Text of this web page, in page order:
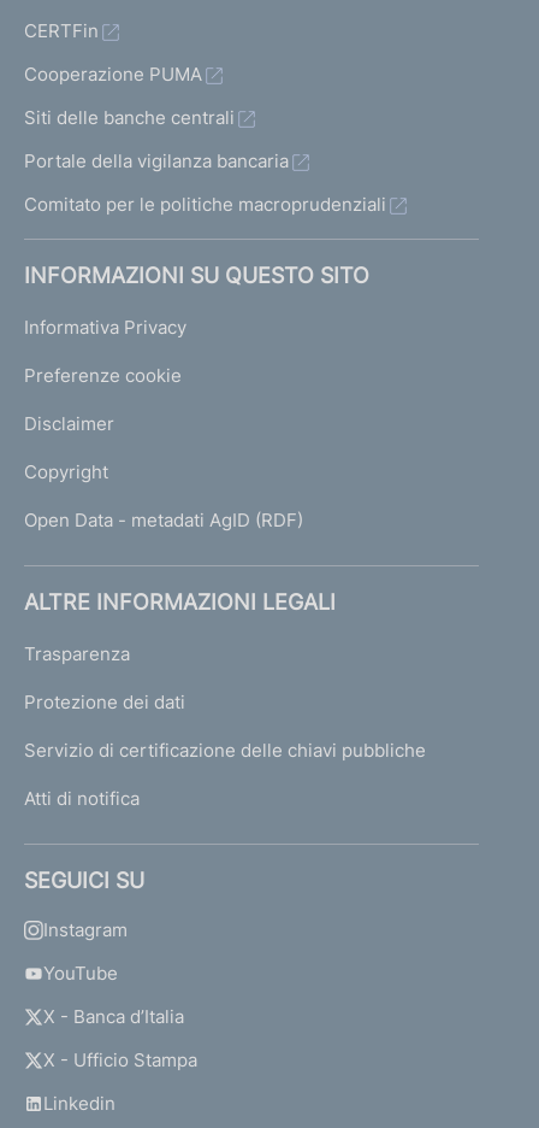
CERTFin
Cooperazione PUMA
Siti delle banche centrali
Portale della vigilanza bancaria
Comitato per le politiche macroprudenziali
INFORMAZIONI SU QUESTO SITO
Informativa Privacy
Preferenze cookie
Disclaimer
Copyright
Open Data - metadati AgID (RDF)
ALTRE INFORMAZIONI LEGALI
Trasparenza
Protezione dei dati
Servizio di certificazione delle chiavi pubbliche
Atti di notifica
SEGUICI SU
Instagram
YouTube
X - Banca d’Italia
X - Ufficio Stampa
Linkedin